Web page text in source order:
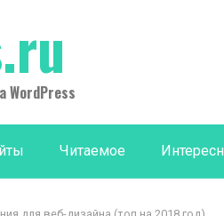
WordPress
Читаемое